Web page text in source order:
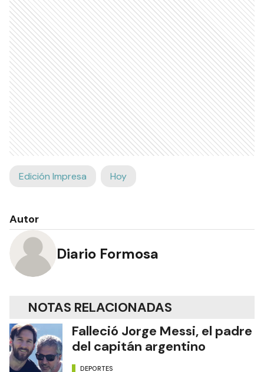
Edición Impresa Hoy
Autor
Diario Formosa
NOTAS RELACIONADAS
Falleció Jorge Messi, el padre
del capitán argentino
DEPORTES